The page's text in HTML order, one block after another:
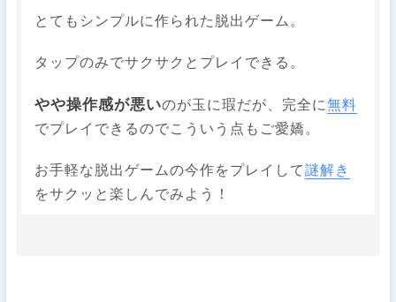
とてもシンプルに作られた脱出ゲーム。
タップのみでサクサクとプレイできる。
やや操作感が悪いのが玉に瑕だが、完全に無料
でプレイできるのでこういう点もご愛嬌。
お手軽な脱出ゲームの今作をプレイして謎解き
をサクッと楽しんでみよう！